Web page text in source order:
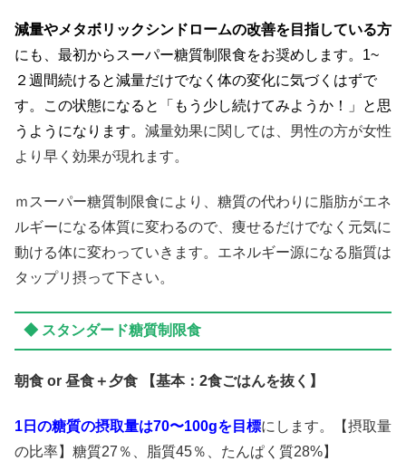
減量やメタボリックシンドロームの改善を目指している方
にも、最初からスーパー糖質制限食をお奨めします。1~
２週間続けると減量だけでなく体の変化に気づくはずで
す。この状態になると「もう少し続けてみようか！」と思
うようになります。 減量効果に関しては、男性の方が女性
より早く効果が現れます。
ｍスーパー糖質制限食により、糖質の代わりに脂肪がエネ
ルギーになる体質に変わるので、痩せるだけでなく元気に
動ける体に変わっていきます。エネルギー源になる脂質は
タップリ摂って下さい。
◆ スタンダード糖質制限食
朝食 or 昼食＋夕食 【基本：2食ごはんを抜く】
1日の糖質の摂取量は70〜100gを目標にします。【摂取量
の比率】糖質27％、脂質45％、たんぱく質28%】